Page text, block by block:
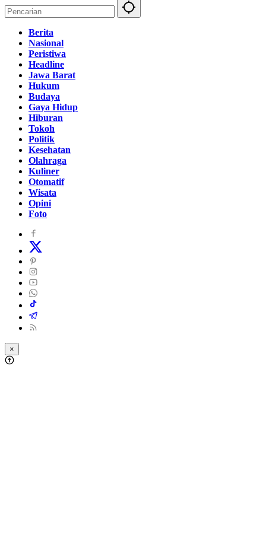
Berita
Nasional
Peristiwa
Headline
Jawa Barat
Hukum
Budaya
Gaya Hidup
Hiburan
Tokoh
Politik
Kesehatan
Olahraga
Kuliner
Otomatif
Wisata
Opini
Foto
×